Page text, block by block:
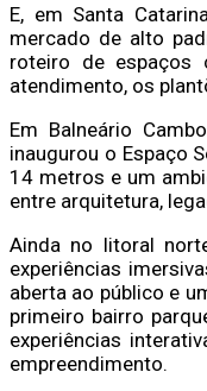
E, em Santa
mercado de alto
roteiro de espaços
atendimento, os
Em Balneário
inaugurou o Espaço
14 metros e um
entre arquitetura,
Ainda no litoral
experiências
aberta ao público e
primeiro bairro
experiências
empreendimento.